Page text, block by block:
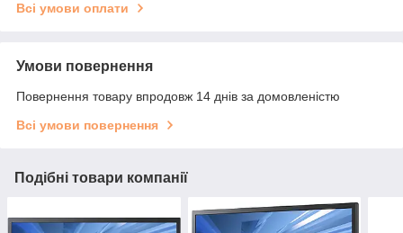
Всі умови оплати
Умови повернення
Повернення товару впродовж 14 днів за домовленістю
Всі умови повернення
Подібні товари компанії